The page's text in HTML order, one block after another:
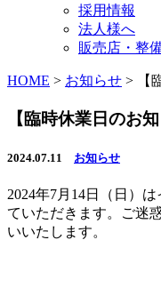
採用情報
法人様へ
販売店・整
HOME > お知らせ > 【
【臨時休業日のお
2024.07.11 お知らせ
2024年7月14日（日）
ていただきます。ご迷
いいたします。